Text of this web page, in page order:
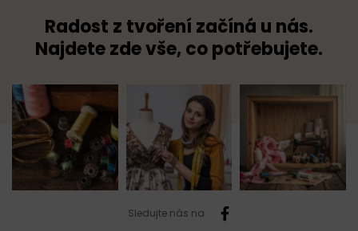
Radost z tvoření začíná u nás.
Najdete zde vše, co potřebujete.
Sledujte nás na